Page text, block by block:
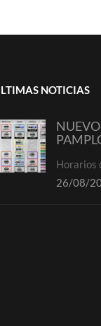
NOTICIAS
Horarios
26/08/